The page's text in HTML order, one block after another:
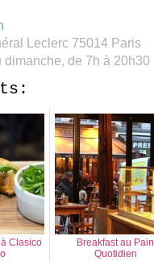
Leclerc 75014 Paris
dimanche, de 7h à 20h30
Clasico
Breakfast au Pain
Quotidien